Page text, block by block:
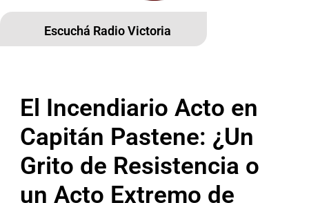
Escuchá Radio Victoria
El Incendiario Acto en
Capitán Pastene: ¿Un
Grito de Resistencia o
un Acto Extremo de